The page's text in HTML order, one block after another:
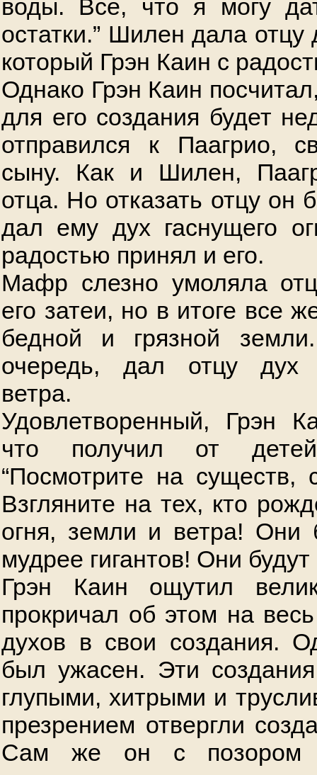
воды. Все, что я могу
остатки.” Шилен дала отцу
который Грэн Каин с
Однако Грэн Каин
для его создания будет
отправился к Паагрио,
сыну. Как и Шилен,
отца. Но отказать отцу он
дал ему дух гаснущего
радостью принял и его.
Мафр слезно умоляла
его затеи, но в итоге все
бедной и грязной
очередь, дал отцу дух
ветра.
Удовлетворенный, Грэн
что получил от
“Посмотрите на существ,
Взгляните на тех, кто
огня, земли и ветра! Они
мудрее гигантов! Они
Грэн Каин ощутил
прокричал об этом на
духов в свои создания.
был ужасен. Эти
глупыми, хитрыми и
презрением отвергли
Сам же он с позором